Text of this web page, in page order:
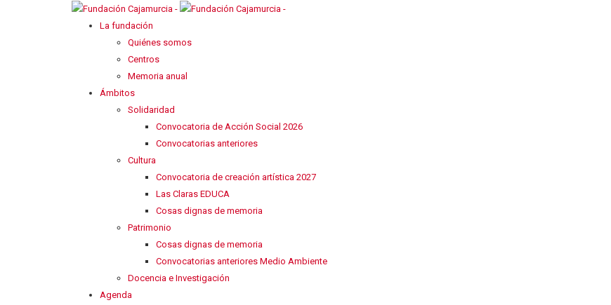
La fundación
Quiénes somos
Centros
Memoria anual
Ámbitos
Solidaridad
Convocatoria de Acción Social 2026
Convocatorias anteriores
Cultura
Convocatoria de creación artística 2027
Las Claras EDUCA
Cosas dignas de memoria
Patrimonio
Cosas dignas de memoria
Convocatorias anteriores Medio Ambiente
Docencia e Investigación
Agenda